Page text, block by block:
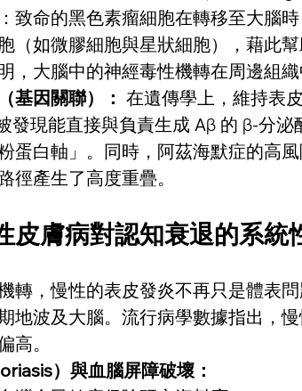
致命的黑色素瘤細胞在轉移至大腦
（如微膠細胞與星狀細胞），藉此
，大腦中的神經毒性機轉在周邊組織
基因關聯）： 在遺傳學上，維持表
被發現能直接與負責生成 Aβ 的 β-分
蛋白軸」。同時，阿茲海默症的高
徑產生了高度重疊。
皮膚病對認知衰退的系統
轉，慢性的表皮發炎不再只是體表
地波及大腦。流行病學數據指出，
高。
）與血腦屏障破壞：